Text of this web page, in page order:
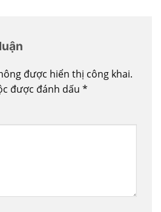
được hiển thị công khai.
được đánh dấu *